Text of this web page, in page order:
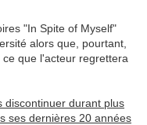
"In Spite of Myself"
alors que, pourtant,
que l'acteur regrettera
discontinuer durant plus
ses dernières 20 années